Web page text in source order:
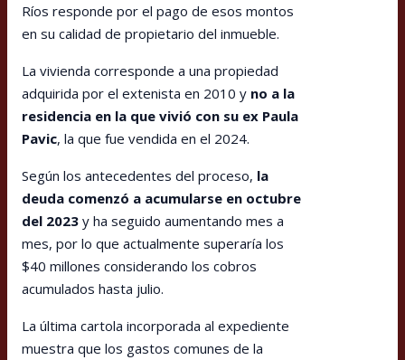
Ríos responde por el pago de esos montos
en su calidad de propietario del inmueble.
La vivienda corresponde a una propiedad
adquirida por el extenista en 2010 y no a la
residencia en la que vivió con su ex Paula
Pavic, la que fue vendida en el 2024.
Según los antecedentes del proceso, la
deuda comenzó a acumularse en octubre
del 2023 y ha seguido aumentando mes a
mes, por lo que actualmente superaría los
$40 millones considerando los cobros
acumulados hasta julio.
La última cartola incorporada al expediente
muestra que los gastos comunes de la